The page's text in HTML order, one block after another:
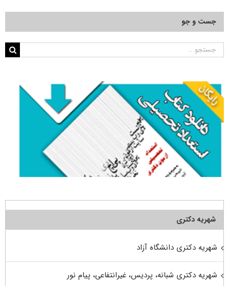
جست و جو
جستجو
شهریه دکتری
شهریه دکتری دانشگاه آزاد
شهریه دکتری شبانه، پردیس، غیرانتفاعی، پیام نور